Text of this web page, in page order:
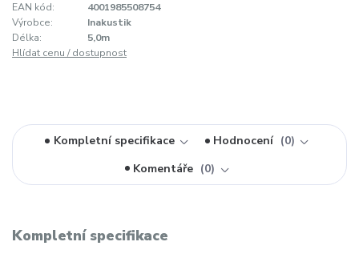
EAN kód:
4001985508754
Výrobce:
Inakustik
Délka:
5,0m
Hlídat cenu / dostupnost
Kompletní specifikace Hodnocení
0
Komentáře
0
Kompletní specifikace